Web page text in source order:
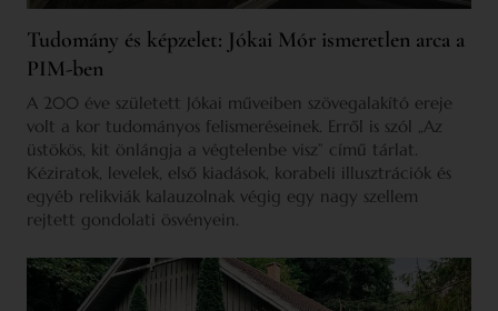
Tudomány és képzelet: Jókai Mór ismeretlen arca a
PIM-ben
A 200 éve született Jókai műveiben szövegalakító ereje
volt a kor tudományos felismeréseinek. Erről is szól „Az
üstökös, kit önlángja a végtelenbe visz” című tárlat.
Kéziratok, levelek, első kiadások, korabeli illusztrációk és
egyéb relikviák kalauzolnak végig egy nagy szellem
rejtett gondolati ösvényein.